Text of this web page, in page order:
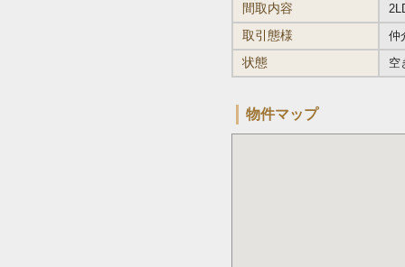
間取内容
取引態様 仲
状態 空
物件マップ